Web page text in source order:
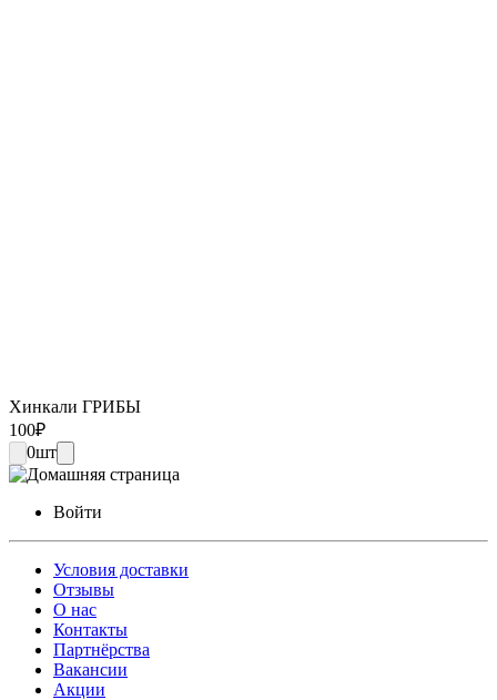
Хинкали ГРИБЫ
100₽
0шт
Войти
Условия доставки
Отзывы
О нас
Контакты
Партнёрства
Вакансии
Акции